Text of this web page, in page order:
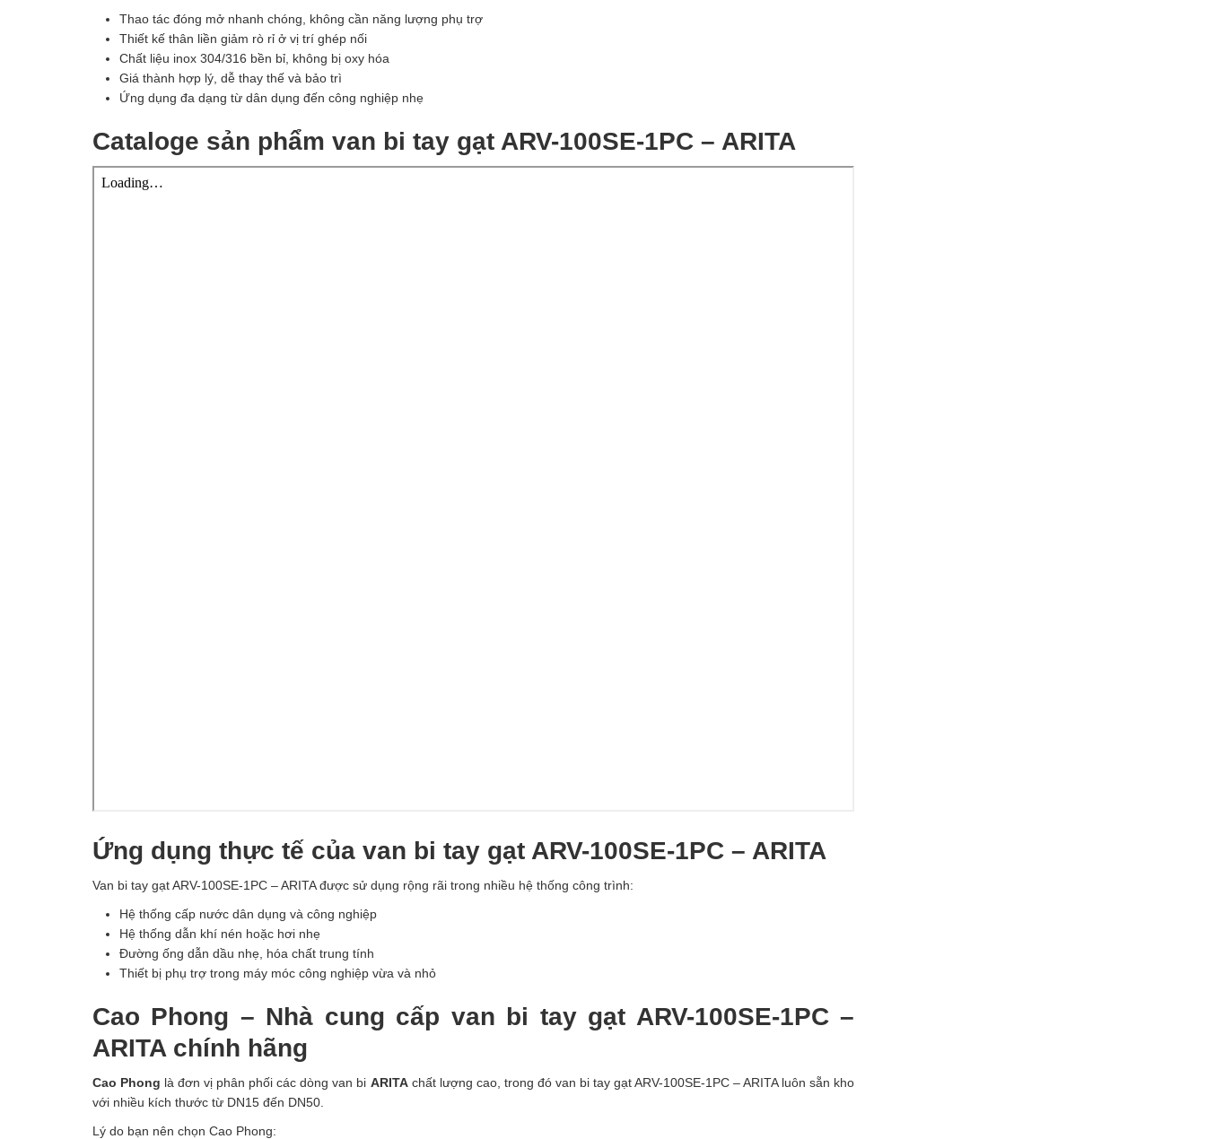
Thao tác đóng mở nhanh chóng, không cần năng lượng phụ trợ
Thiết kế thân liền giảm rò rỉ ở vị trí ghép nối
Chất liệu inox 304/316 bền bỉ, không bị oxy hóa
Giá thành hợp lý, dễ thay thế và bảo trì
Ứng dụng đa dạng từ dân dụng đến công nghiệp nhẹ
Cataloge sản phẩm van bi tay gạt ARV-100SE-1PC – ARITA
Ứng dụng thực tế của van bi tay gạt ARV-100SE-1PC – ARITA
Van bi tay gạt ARV-100SE-1PC – ARITA được sử dụng rộng rãi trong nhiều hệ thống công trình:
Hệ thống cấp nước dân dụng và công nghiệp
Hệ thống dẫn khí nén hoặc hơi nhẹ
Đường ống dẫn dầu nhẹ, hóa chất trung tính
Thiết bị phụ trợ trong máy móc công nghiệp vừa và nhỏ
Cao Phong – Nhà cung cấp van bi tay gạt ARV-100SE-1PC –
ARITA chính hãng
Cao Phong là đơn vị phân phối các dòng van bi ARITAchất lượng cao, trong đó van bi tay gạt ARV-100SE-1PC – ARITA luôn sẵn kho
với nhiều kích thước từ DN15 đến DN50.
Lý do bạn nên chọn Cao Phong: